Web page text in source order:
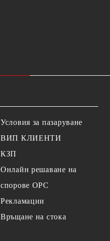
Условия за пазаруване
ВИП КЛИЕНТИ
КЗП
Онлайн решаване на
спорове OPC
Рекламации
Връщане на стока